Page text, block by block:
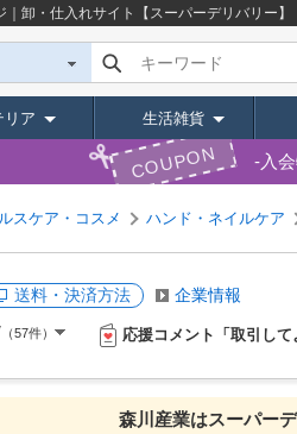
｜卸・仕入れサイト【スーパーデリバリー】
キーワード
リア 生活雑貨
COUPON 入
スケア・コスメ ハンド・ネイルケア
送料・決済方法 企業情報
（57件） 応援コメント「取引して
森川産業はスーパー